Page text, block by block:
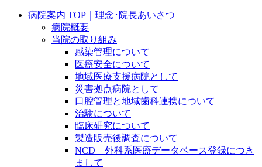
病院案内 TOP｜理念･院長あいさつ
病院概要
当院の取り組み
感染管理について
医療安全について
地域医療支援病院として
災害拠点病院として
口腔管理と地域歯科連携について
治験について
臨床研究について
製造販売後調査について
NCD 外科系医療データベース登録につき
まして